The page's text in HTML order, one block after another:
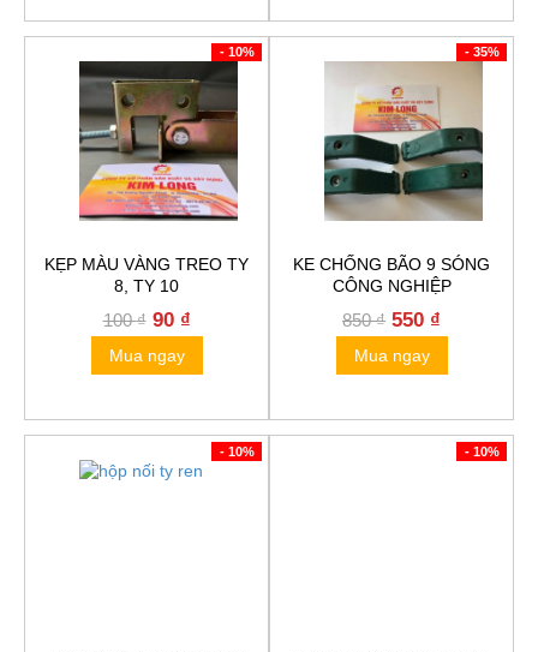
- 10%
KẸP MÀU VÀNG TREO TY
8, TY 10
100₫ Original
price
was:
90 ₫Current
price
Mua ngay
- 35%
KE CHỐNG BÃO 9 SÓNG
CÔNG NGHIỆP
850₫ Original
price
was:
550 ₫
price
Mua ngay
- 10% - 10%